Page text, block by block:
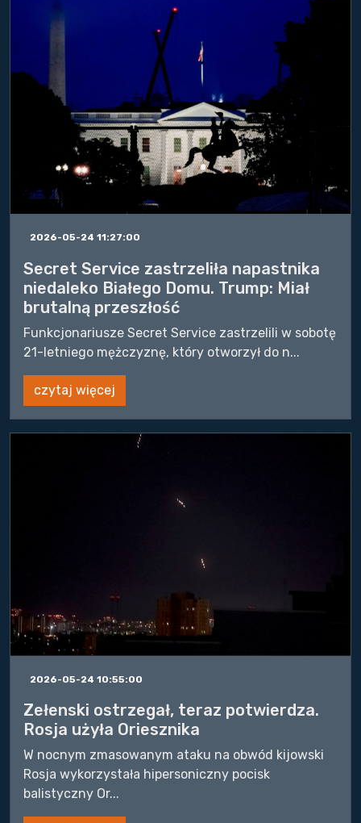
2026-05-24 11:27:00
Secret Service zastrzeliła napastnika
niedaleko Białego Domu. Trump: Miał
brutalną przeszłość
Funkcjonariusze Secret Service zastrzelili w sobotę
21-letniego mężczyznę, który otworzył do n...
czytaj więcej
2026-05-24 10:55:00
Zełenski ostrzegał, teraz potwierdza.
Rosja użyła Oriesznika
W nocnym zmasowanym ataku na obwód kijowski
Rosja wykorzystała hipersoniczny pocisk
balistyczny Or...